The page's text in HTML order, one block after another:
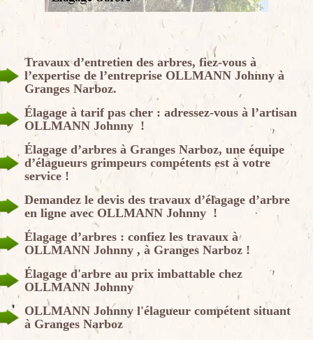
Travaux d’entretien des arbres, fiez-vous à
l’expertise de l’entreprise OLLMANN Johnny à
Granges Narboz.
Élagage à tarif pas cher : adressez-vous à l’artisan
OLLMANN Johnny !
Élagage d’arbres à Granges Narboz, une équipe
d’élagueurs grimpeurs compétents est à votre
service !
Demandez le devis des travaux d’élagage d’arbre
en ligne avec OLLMANN Johnny !
Élagage d’arbres : confiez les travaux à
OLLMANN Johnny , à Granges Narboz !
Élagage d'arbre au prix imbattable chez
OLLMANN Johnny
OLLMANN Johnny l'élagueur compétent situant
à Granges Narboz